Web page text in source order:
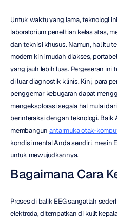
Untuk waktu yang lama, teknologi
laboratorium penelitian kelas atas,
dan teknisi khusus. Namun, hal itu
modern kini mudah diakses,
yang jauh lebih luas. Pergeseran ini
di luar diagnostik klinis. Kini, para
penggemar kebugaran dapat
mengeksplorasi segala hal mulai
berinteraksi dengan teknologi. Baik
membangun antarmuka otak-
kondisi mental Anda sendiri, mesin
untuk mewujudkannya.
Bagaimana Cara
Proses di balik EEG sangatlah
elektroda, ditempatkan di kulit